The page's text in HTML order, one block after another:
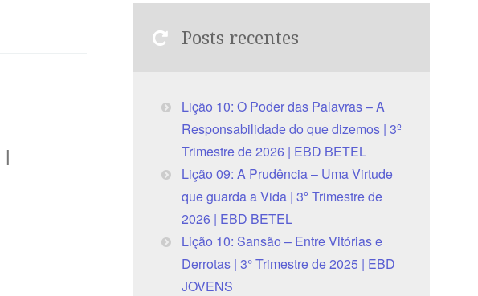
|
Posts recentes
Lição 10: O Poder das Palavras – A
Responsabilidade do que dizemos | 3º
Trimestre de 2026 | EBD BETEL
Lição 09: A Prudência – Uma Virtude
que guarda a Vida | 3º Trimestre de
2026 | EBD BETEL
Lição 10: Sansão – Entre Vitórias e
Derrotas | 3° Trimestre de 2025 | EBD
JOVENS